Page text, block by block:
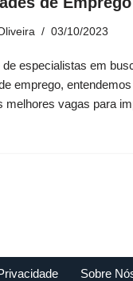
03/10/2023
de especialistas em
emprego,
melhores vagas para
Sobre